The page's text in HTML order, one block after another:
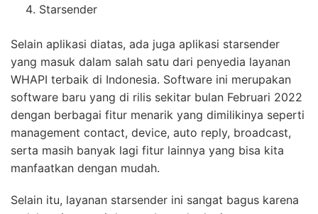
Starsender
Selain aplikasi diatas, ada juga aplikasi starsender
yang masuk dalam salah satu dari penyedia layanan
WHAPI terbaik di Indonesia. Software ini merupakan
software baru yang di rilis sekitar bulan Februari 2022
dengan berbagai fitur menarik yang dimilikinya seperti
management contact, device, auto reply, broadcast,
serta masih banyak lagi fitur lainnya yang bisa kita
manfaatkan dengan mudah.
Selain itu, layanan starsender ini sangat bagus karena